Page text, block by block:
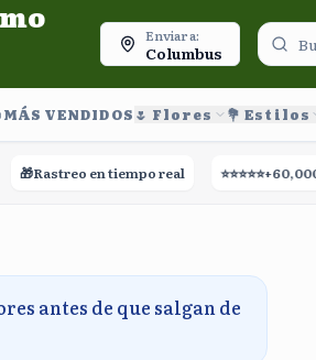
hoy.
Enviar a:
Columbus
VENDIDOS 🌷 Flores 💐 Estilos
Rastreo en tiempo real ⭐⭐⭐⭐⭐+60,000
antes de que salgan de